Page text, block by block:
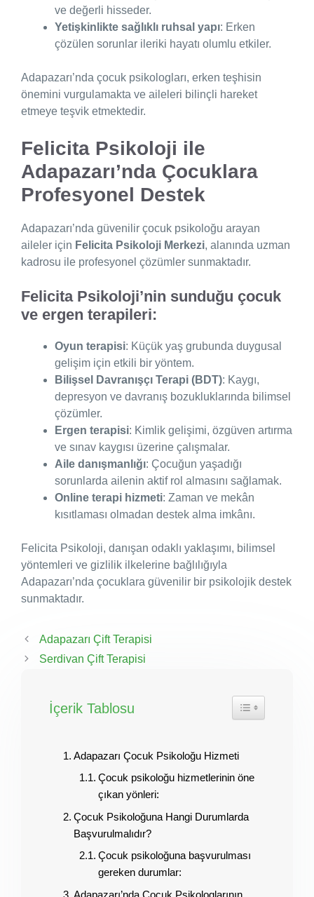
ve değerli hisseder.
Yetişkinlikte sağlıklı ruhsal yapı: Erken
çözülen sorunlar ileriki hayatı olumlu etkiler.
Adapazarı’nda çocuk psikologları, erken teşhisin
önemini vurgulamakta ve aileleri bilinçli hareket
etmeye teşvik etmektedir.
Felicita Psikoloji ile
Adapazarı’nda Çocuklara
Profesyonel Destek
Adapazarı’nda güvenilir çocuk psikoloğu arayan
aileler için Felicita Psikoloji Merkezi, alanında uzman
kadrosu ile profesyonel çözümler sunmaktadır.
Felicita Psikoloji’nin sunduğu çocuk
ve ergen terapileri:
Oyun terapisi: Küçük yaş grubunda duygusal
gelişim için etkili bir yöntem.
Bilişsel Davranışçı Terapi (BDT): Kaygı,
depresyon ve davranış bozukluklarında bilimsel
çözümler.
Ergen terapisi: Kimlik gelişimi, özgüven artırma
ve sınav kaygısı üzerine çalışmalar.
Aile danışmanlığı: Çocuğun yaşadığı
sorunlarda ailenin aktif rol almasını sağlamak.
Online terapi hizmeti: Zaman ve mekân
kısıtlaması olmadan destek alma imkânı.
Felicita Psikoloji, danışan odaklı yaklaşımı, bilimsel
yöntemleri ve gizlilik ilkelerine bağlılığıyla
Adapazarı’nda çocuklara güvenilir bir psikolojik destek
sunmaktadır.
Adapazarı Çift Terapisi
Serdivan Çift Terapisi
İçerik Tablosu
Adapazarı Çocuk Psikoloğu Hizmeti
Çocuk psikoloğu hizmetlerinin öne
çıkan yönleri:
Çocuk Psikoloğuna Hangi Durumlarda
Başvurulmalıdır?
Çocuk psikoloğuna başvurulması
gereken durumlar:
Adapazarı’nda Çocuk Psikologlarının